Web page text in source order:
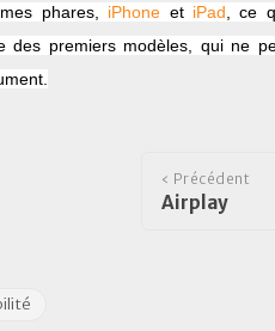
phares, iPhone et iPad
ce
des premiers modèles, qui ne
‹ Précédent
Airplay